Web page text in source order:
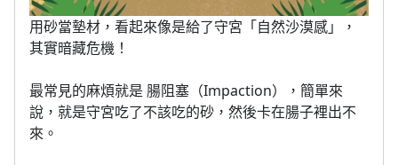
用砂當墊材，看起來像是給了守宮「自然沙漠感」，
其實暗藏危機！
最常見的麻煩就是 腸阻塞（Impaction），簡單來
說，就是守宮吃了不該吃的砂，然後卡在腸子裡出不
來。